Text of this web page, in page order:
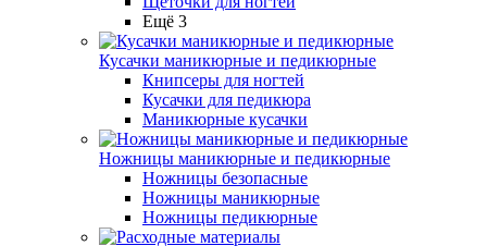
Ещё 3
Кусачки маникюрные и педикюрные
Книпсеры для ногтей
Кусачки для педикюра
Маникюрные кусачки
Ножницы маникюрные и педикюрные
Ножницы безопасные
Ножницы маникюрные
Ножницы педикюрные